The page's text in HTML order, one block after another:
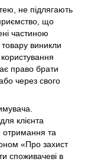
не підлягають
що
частиною
виникли
право брати
через свого
клієнта
отримання та
«Про захист
споживачеві в